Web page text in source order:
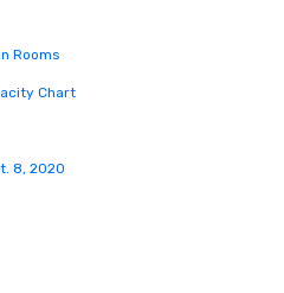
Rooms
Chart
8, 2020